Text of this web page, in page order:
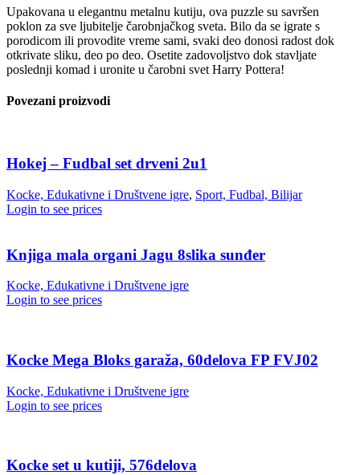
Upakovana u elegantnu metalnu kutiju, ova puzzle su savršen
poklon za sve ljubitelje čarobnjačkog sveta. Bilo da se igrate s
porodicom ili provodite vreme sami, svaki deo donosi radost dok
otkrivate sliku, deo po deo. Osetite zadovoljstvo dok stavljate
poslednji komad i uronite u čarobni svet Harry Pottera!
Povezani proizvodi
Hokej – Fudbal set drveni 2u1
Kocke, Edukativne i Društvene igre, Sport, Fudbal, Bilijar
Login to see prices
Knjiga mala organi Jagu 8slika sunđer
Kocke, Edukativne i Društvene igre
Login to see prices
Kocke Mega Bloks garaža, 60delova FP FVJ02
Kocke, Edukativne i Društvene igre
Login to see prices
Kocke set u kutiji, 576delova